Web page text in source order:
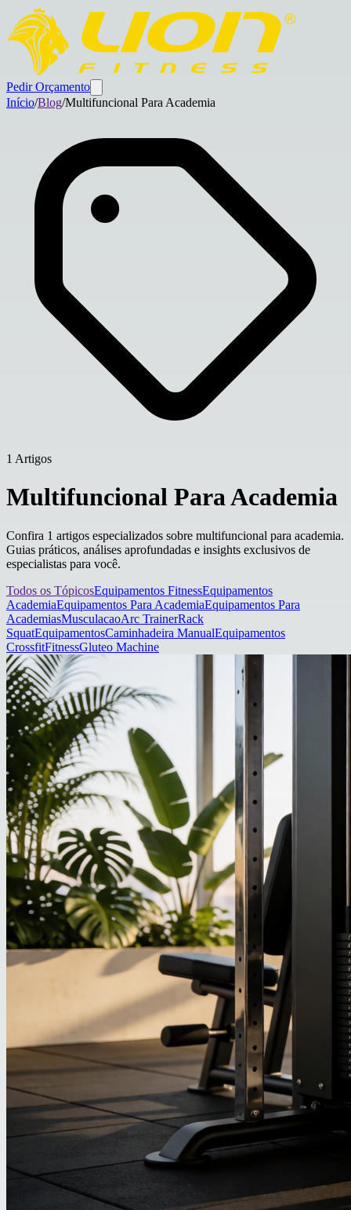
Pedir Orçamento
Início/Blog/Multifuncional Para Academia
1 Artigos
Multifuncional Para Academia
Confira 1 artigos especializados sobre multifuncional para academia.
Guias práticos, análises aprofundadas e insights exclusivos de
especialistas para você.
Todos os TópicosEquipamentos FitnessEquipamentos
AcademiaEquipamentos Para AcademiaEquipamentos Para
AcademiasMusculacaoArc TrainerRack
SquatEquipamentosCaminhadeira ManualEquipamentos
CrossfitFitnessGluteo Machine